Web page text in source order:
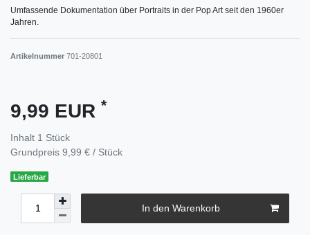
Umfassende Dokumentation über Portraits in der Pop Art seit den 1960er
Jahren.
Artikelnummer 701-20801
9,99 EUR *
Inhalt 1 Stück
Grundpreis 9,99 € / Stück
Lieferbar
In den Warenkorb